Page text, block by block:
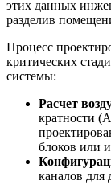
этих данных
разделив
Процесс
критических
системы:
Расчет
кратности
блоков или
каналов для